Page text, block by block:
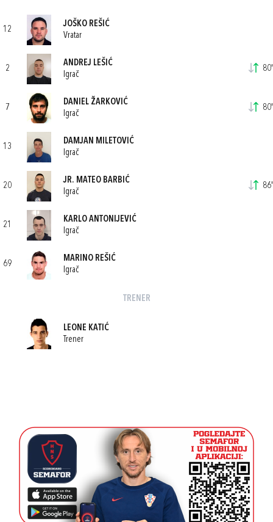
12
JOŠKO REŠIĆ
Vratar
2
ANDREJ LEŠIĆ
Igrač
80'
7
DANIEL ŽARKOVIĆ
Igrač
80'
13
DAMJAN MILETOVIĆ
Igrač
20
JR. MATEO BARBIĆ
Igrač
86'
21
KARLO ANTONIJEVIĆ
Igrač
69
MARINO REŠIĆ
Igrač
TRENER
LEONE KATIĆ
Trener